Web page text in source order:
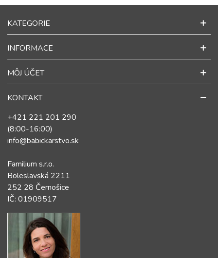
KATEGORIE
INFORMACE
MÔJ ÚČET
KONTAKT
+421 221 201 290
(8:00-16:00)
info@babickarstvo.sk
Familium s.r.o.
Boleslavská 2211
252 28 Černošice
IČ: 01909517